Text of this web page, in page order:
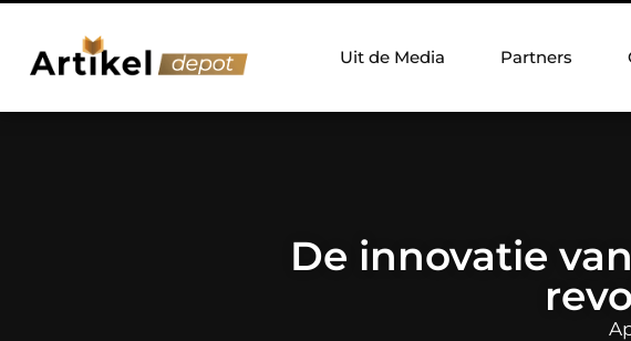
Uit de Media Partners
De innovatie